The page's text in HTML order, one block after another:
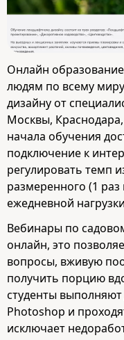
Онлайн
людям по всему
дизайну от
Москвы,
начала обучения
подключение к
регулировать темп
размеренного (1
ежедневной
Вебинары по
онлайн, это
вопросы, вживую
получить порцию
студенты
Photoshop и
исключает